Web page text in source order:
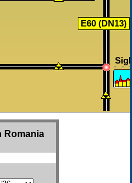
E60 (DN13)
- - - - - - - - - - - - - - - - -